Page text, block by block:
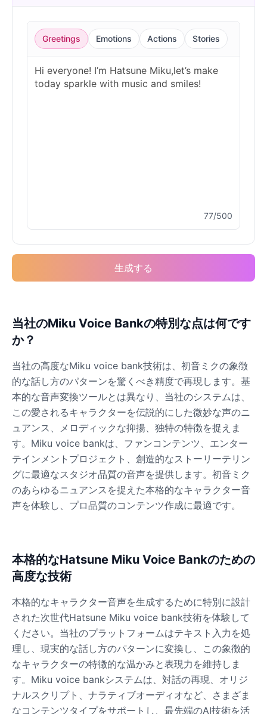
Bluey
Female @EchoVale
Male @IdeaSynth
Male @SilentNova
Male @ByteFlow
Caine
Female @CherryNova
Daddy Pig
Male @QuantumRune
Dalek
Male @MoonDiary
Male @kingofworld_666
Denji
Male @MoonDiary
Denji
Male @WindStory
Greetings Emotions Actions Stories
77/500
生成する
当社のMiku Voice Bankの特別な点は何です
か？
当社の高度なMiku voice bank技術は、初音ミクの象徴
的な話し方のパターンを驚くべき精度で再現します。基
本的な音声変換ツールとは異なり、当社のシステムは、
この愛されるキャラクターを伝説的にした微妙な声のニ
ュアンス、メロディックな抑揚、独特の特徴を捉えま
す。Miku voice bankは、ファンコンテンツ、エンター
テインメントプロジェクト、創造的なストーリーテリン
グに最適なスタジオ品質の音声を提供します。初音ミク
のあらゆるニュアンスを捉えた本格的なキャラクター音
声を体験し、プロ品質のコンテンツ作成に最適です。
本格的なHatsune Miku Voice Bankのための
高度な技術
本格的なキャラクター音声を生成するために特別に設計
された次世代Hatsune Miku voice bank技術を体験して
ください。当社のプラットフォームはテキスト入力を処
理し、現実的な話し方のパターンに変換し、この象徴的
なキャラクターの特徴的な温かみと表現力を維持しま
す。Miku voice bankシステムは、対話の再現、オリジ
ナルスクリプト、ナラティブオーディオなど、さまざま
なコンテンツタイプをサポートし、最先端のAI技術を活